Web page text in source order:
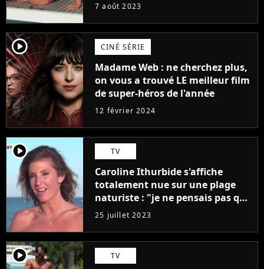
7 août 2023
player2 CINÉ SÉRIE
Madame Web : ne cherchez plus,
on vous a trouvé LE meilleur film
de super-héros de l'année
12 février 2024
player2 TV
Caroline Ithurbide s'affiche
totalement nue sur une plage
naturiste : "je ne pensais pas que
j'arriverais à le faire..."
25 juillet 2023
player2 TV